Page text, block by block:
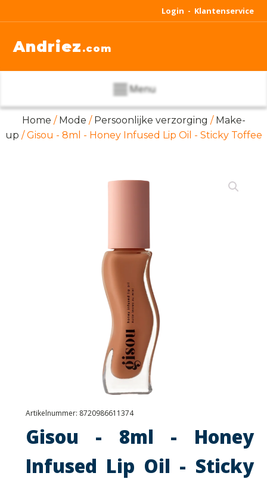
Login - Klantenservice
Andriez .com
Menu
Home / Mode / Persoonlijke verzorging / Make-
up / Gisou - 8ml - Honey Infused Lip Oil - Sticky Toffee
Artikelnummer: 8720986611374
Gisou - 8ml - Honey
Infused Lip Oil - Sticky